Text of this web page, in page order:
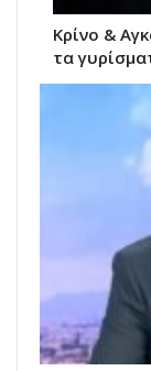
Κρίνο &
τα